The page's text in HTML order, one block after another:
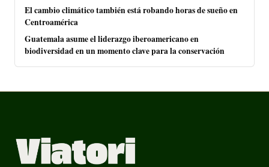
El cambio climático también está robando horas de sueño en
Centroamérica
Guatemala asume el liderazgo iberoamericano en
biodiversidad en un momento clave para la conservación